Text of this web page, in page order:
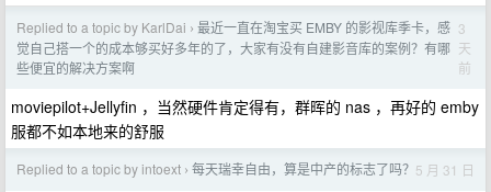
Replied to a topic by KarlDai › 最近一直在淘宝买 EMBY 的影视库季卡，感
觉自己搭一个的成本够买好多年的了，大家有没有自建影音库的案例？有哪
些便宜的解决方案啊
3
天
前
moviepilot+Jellyfin ，当然硬件肯定得有，群晖的 nas ，再好的 emby
服都不如本地来的舒服
Replied to a topic by intoext › 每天瑞幸自由，算是中产的标志了吗？ 5 月 31 日